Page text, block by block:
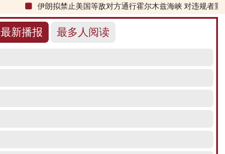
伊朗拟禁止美国等敌对方通行霍尔木兹海峡 对违规者重罚
最新播报 最多人阅读